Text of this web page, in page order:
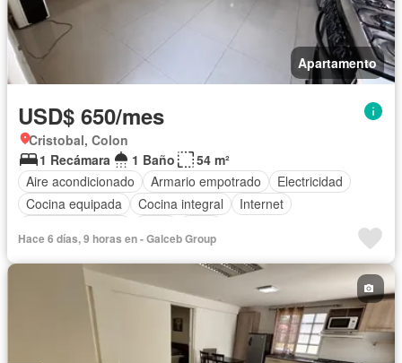
Apartamento
USD$ 650/mes
Cristobal, Colon
1 Recámara
1 Baño
54 m²
Aire acondicionado
Armario empotrado
Electricidad
Cocina equipada
Cocina integral
Internet
Hace 6 días, 9 horas en - Galceb Group